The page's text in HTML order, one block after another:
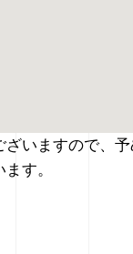
いますので、
す。